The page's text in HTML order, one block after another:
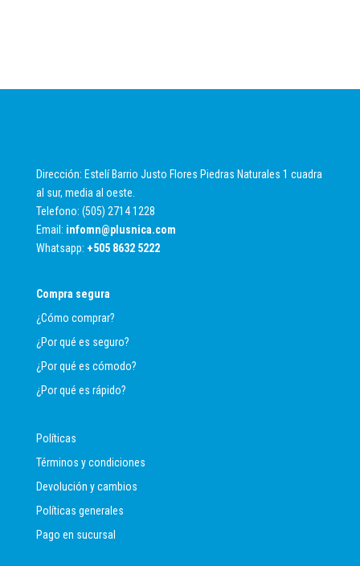
Dirección: Estelí Barrio Justo Flores Piedras Naturales 1 cuadra
al sur, media al oeste.
Telefono: (505) 2714 1228
Email: infomn@plusnica.com
Whatsapp: +505 8632 5222
Compra segura
¿Cómo comprar?
¿Por qué es seguro?
¿Por qué es cómodo?
¿Por qué es rápido?
Políticas
Términos y condiciones
Devolución y cambios
Políticas generales
Pago en sucursal